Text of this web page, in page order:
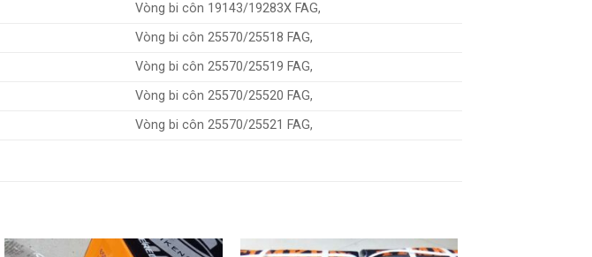
Vòng bi côn 19143/19283X FAG,
Vòng bi côn 25570/25518 FAG,
Vòng bi côn 25570/25519 FAG,
Vòng bi côn 25570/25520 FAG,
Vòng bi côn 25570/25521 FAG,